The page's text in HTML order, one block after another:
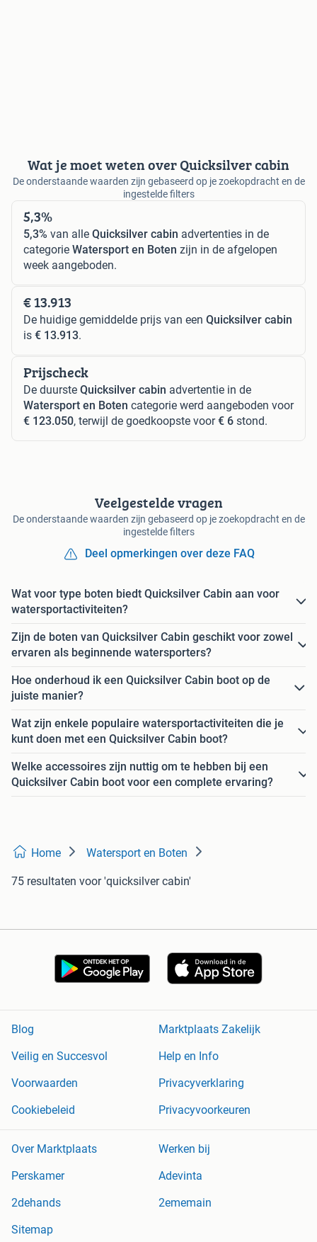
Wat je moet weten over Quicksilver cabin
De onderstaande waarden zijn gebaseerd op je zoekopdracht en de
ingestelde filters
5,3%
5,3% van alle Quicksilver cabin advertenties in de
categorie Watersport en Boten zijn in de afgelopen
week aangeboden.
€ 13.913
De huidige gemiddelde prijs van een Quicksilver cabin
is € 13.913.
Prijscheck
De duurste Quicksilver cabin advertentie in de
Watersport en Boten categorie werd aangeboden voor
€ 123.050, terwijl de goedkoopste voor€ 6 stond.
Veelgestelde vragen
De onderstaande waarden zijn gebaseerd op je zoekopdracht en de
ingestelde filters
Deel opmerkingen over deze FAQ
Wat voor type boten biedt Quicksilver Cabin aan voor
watersportactiviteiten?
Zijn de boten van Quicksilver Cabin geschikt voor zowel
ervaren als beginnende watersporters?
Hoe onderhoud ik een Quicksilver Cabin boot op de
juiste manier?
Wat zijn enkele populaire watersportactiviteiten die je
kunt doen met een Quicksilver Cabin boot?
Welke accessoires zijn nuttig om te hebben bij een
Quicksilver Cabin boot voor een complete ervaring?
Home Watersport en Boten
75 resultaten voor 'quicksilver cabin'
Blog
Marktplaats Zakelijk
Veilig en Succesvol
Help en Info
Voorwaarden
Privacyverklaring
Cookiebeleid
Privacyvoorkeuren
Over Marktplaats
Werken bij
Perskamer
Adevinta
2dehands
2ememain
Sitemap